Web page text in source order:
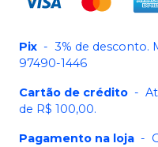
Pix - 3% de desconto.
97490-1446
Cartão de crédito -
de R$ 100,00.
Pagamento na loja -